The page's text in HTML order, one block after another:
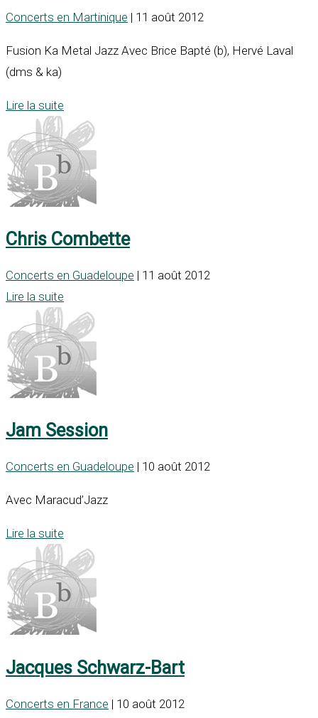
Concerts en Martinique | 11 août 2012
Fusion Ka Metal Jazz Avec Brice Bapté (b), Hervé Laval
(dms & ka)
Lire la suite
Chris Combette
Concerts en Guadeloupe | 11 août 2012
Lire la suite
Jam Session
Concerts en Guadeloupe | 10 août 2012
Avec Maracud’Jazz
Lire la suite
Jacques Schwarz-Bart
Concerts en France | 10 août 2012